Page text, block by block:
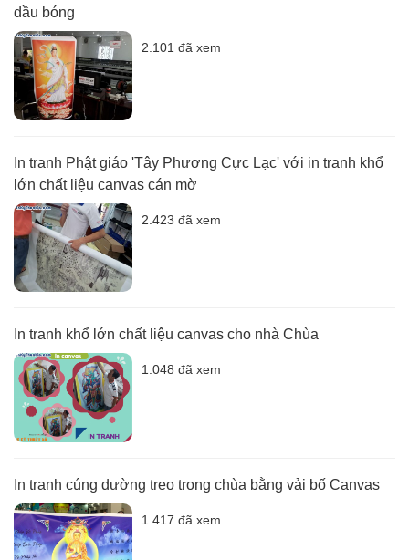
dầu bóng
2.101 đã xem
In tranh Phật giáo 'Tây Phương Cực Lạc' với in tranh khổ
lớn chất liệu canvas cán mờ
2.423 đã xem
In tranh khổ lớn chất liệu canvas cho nhà Chùa
1.048 đã xem
In tranh cúng dường treo trong chùa bằng vải bố Canvas
1.417 đã xem